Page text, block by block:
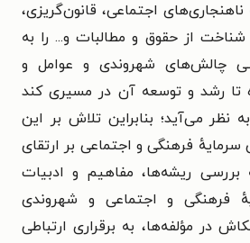
اجتماعی، قانون‌گریزی،
از حقوق و مطالبات و... را به
چالش‌های شهروندی و عوامل و
رشد و توسعه آن در مسیری کند
نظر می‌آید؛ بنابراین تلاش بر این
فرهنگی و اجتماعی بر ارتقای
بررسی ریشه‌ها، مفاهیم و ادبیات
فرهنگی و اجتماعی و شهروندی
در مؤلفه‌ها، به برقراری ارتباطی